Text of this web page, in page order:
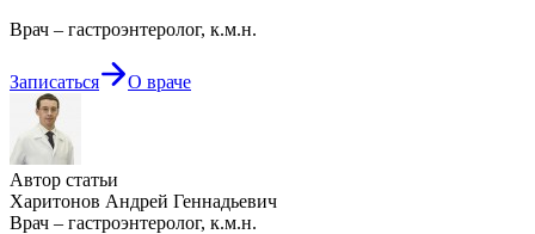
Врач – гастроэнтеролог, к.м.н.
Записаться О враче
Автор статьи
Харитонов Андрей Геннадьевич
Врач – гастроэнтеролог, к.м.н.